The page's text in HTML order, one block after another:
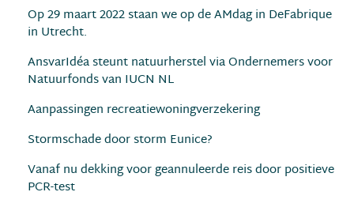
Op 29 maart 2022 staan we op de AMdag in DeFabrique
in Utrecht.
AnsvarIdéa steunt natuurherstel via Ondernemers voor
Natuurfonds van IUCN NL
Aanpassingen recreatiewoningverzekering
Stormschade door storm Eunice?
Vanaf nu dekking voor geannuleerde reis door positieve
PCR-test